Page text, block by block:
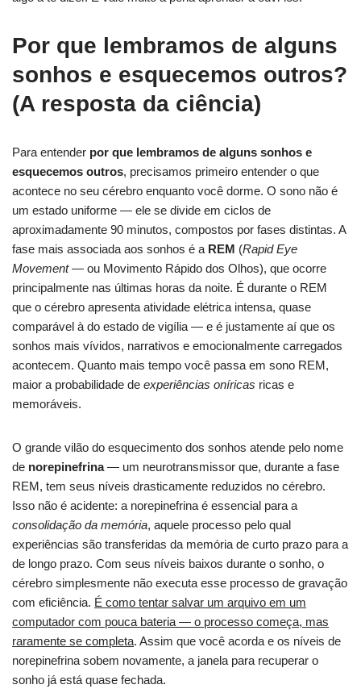
Por que lembramos de alguns
sonhos e esquecemos outros?
(A resposta da ciência)
Para entender por que lembramos de alguns sonhos e
esquecemos outros, precisamos primeiro entender o que
acontece no seu cérebro enquanto você dorme. O sono não é
um estado uniforme — ele se divide em ciclos de
aproximadamente 90 minutos, compostos por fases distintas. A
fase mais associada aos sonhos é a REM (Rapid Eye
Movement— ou Movimento Rápido dos Olhos), que ocorre
principalmente nas últimas horas da noite. É durante o REM
que o cérebro apresenta atividade elétrica intensa, quase
comparável à do estado de vigília — e é justamente aí que os
sonhos mais vívidos, narrativos e emocionalmente carregados
acontecem. Quanto mais tempo você passa em sono REM,
maior a probabilidade de experiências oníricas ricas e
memoráveis.
O grande vilão do esquecimento dos sonhos atende pelo nome
de norepinefrina— um neurotransmissor que, durante a fase
REM, tem seus níveis drasticamente reduzidos no cérebro.
Isso não é acidente: a norepinefrina é essencial para a
consolidação da memória, aquele processo pelo qual
experiências são transferidas da memória de curto prazo para a
de longo prazo. Com seus níveis baixos durante o sonho, o
cérebro simplesmente não executa esse processo de gravação
com eficiência. É como tentar salvar um arquivo em um
computador com pouca bateria — o processo começa, mas
raramente se completa. Assim que você acorda e os níveis de
norepinefrina sobem novamente, a janela para recuperar o
sonho já está quase fechada.